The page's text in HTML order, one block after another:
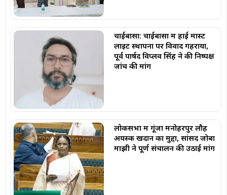
चाईबासा: चाईबासा में हाई मास्ट
लाइट स्थापना पर विवाद गहराया,
पूर्व पार्षद विप्लव सिंह ने की निष्पक्ष
जांच की मांग
लोकसभा में गूंजा मनोहरपुर लौह
अयस्क खदान का मुद्दा, सांसद जोबा
माझी ने पूर्ण संचालन की उठाई मांग